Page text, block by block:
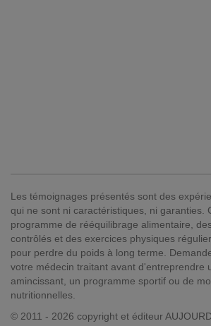
Les témoignages présentés sont des
qui ne sont ni caractéristiques, ni garanties.
programme de rééquilibrage alimentaire,
contrôlés et des exercices physiques
pour perdre du poids à long terme.
votre médecin traitant avant d'entreprendre
amincissant, un programme sportif ou de
nutritionnelles.
© 2011 - 2026 copyright et éditeur